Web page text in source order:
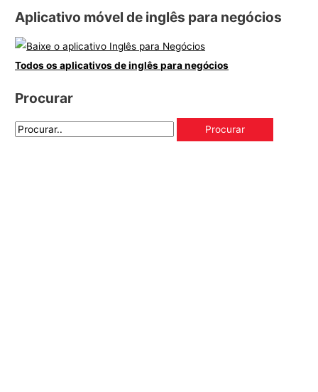
Aplicativo móvel de inglês para negócios
Todos os aplicativos de inglês para negócios
Procurar